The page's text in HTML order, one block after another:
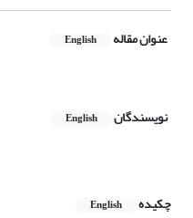
عنوان مقاله English
نویسندگان English
چکیده
English